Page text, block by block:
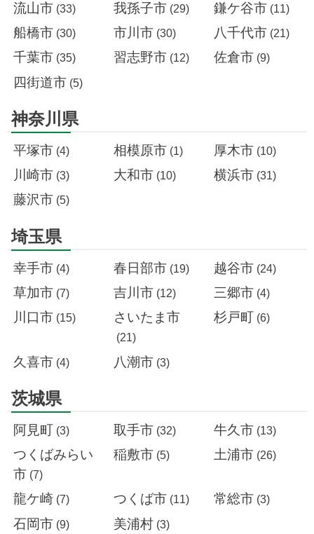
流山市 (33) 我孫子市 (29) 鎌ケ谷市 (11)
船橋市 (30) 市川市 (30) 八千代市 (21)
千葉市 (35) 習志野市 (12) 佐倉市 (9)
四街道市 (5)
神奈川県
平塚市 (4) 相模原市 (1) 厚木市 (10)
川崎市 (3) 大和市 (10) 横浜市 (31)
藤沢市 (5)
埼玉県
幸手市 (4) 春日部市 (19) 越谷市 (24)
草加市 (7) 吉川市 (12) 三郷市 (4)
川口市 (15) さいたま市
(21)
杉戸町 (6)
久喜市 (4) 八潮市 (3)
茨城県
阿見町 (3) 取手市 (32) 牛久市 (13)
つくばみらい
市 (7)
稲敷市 (5) 土浦市 (26)
龍ケ崎 (7) つくば市 (11) 常総市 (3)
石岡市 (9) 美浦村 (3)